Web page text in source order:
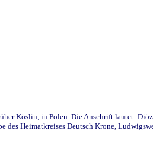
Köslin, in Polen. Die Anschrift lautet:
Heimatkreises Deutsch Krone,